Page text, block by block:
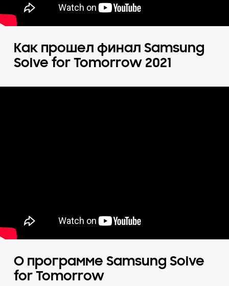
Как прошел финал Samsung
Solve for Tomorrow 2021
О программе Samsung Solve
for Tomorrow